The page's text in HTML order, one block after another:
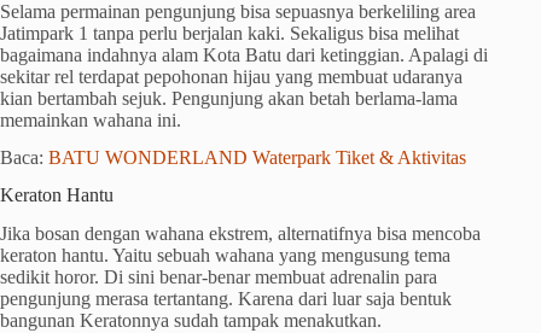
Selama permainan pengunjung bisa sepuasnya berkeliling area
Jatimpark 1 tanpa perlu berjalan kaki. Sekaligus bisa melihat
bagaimana indahnya alam Kota Batu dari ketinggian. Apalagi di
sekitar rel terdapat pepohonan hijau yang membuat udaranya
kian bertambah sejuk. Pengunjung akan betah berlama-lama
memainkan wahana ini.
Baca: BATU WONDERLAND Waterpark Tiket & Aktivitas
Keraton Hantu
Jika bosan dengan wahana ekstrem, alternatifnya bisa mencoba
keraton hantu. Yaitu sebuah wahana yang mengusung tema
sedikit horor. Di sini benar-benar membuat adrenalin para
pengunjung merasa tertantang. Karena dari luar saja bentuk
bangunan Keratonnya sudah tampak menakutkan.